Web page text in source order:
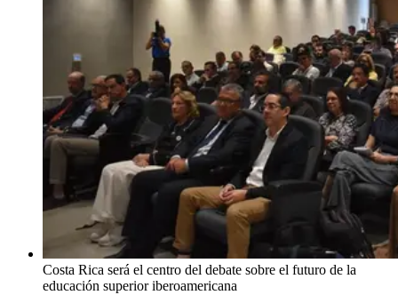
Costa Rica será el centro del debate sobre el futuro de la
educación superior iberoamericana